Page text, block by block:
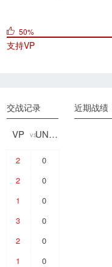
50%
支持VP
近期战绩
交战记录
VP vs UNDYING
2
0
2
0
1
0
3
0
2
0
1
0